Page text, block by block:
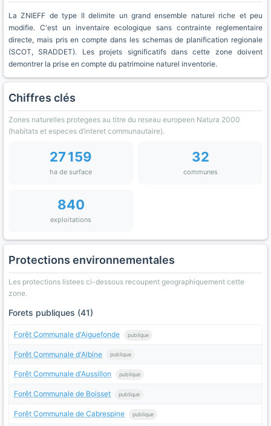
La ZNIEFF de type II delimite un grand ensemble naturel riche et peu
modifie. C'est un inventaire ecologique sans contrainte reglementaire
directe, mais pris en compte dans les schemas de planification regionale
(SCOT, SRADDET). Les projets significatifs dans cette zone doivent
demontrer la prise en compte du patrimoine naturel inventorie.
Chiffres clés
Zones naturelles protegees au titre du reseau europeen Natura 2000
(habitats et especes d’interet communautaire).
27 159
ha de surface
32
communes
840
exploitations
Protections environnementales
Les protections listees ci-dessous recoupent geographiquement cette
zone.
Forets publiques (41)
Forêt Communale d'Aiguefonde publique
Forêt Communale d'Albine publique
Forêt Communale d'Aussillon publique
Forêt Communale de Boisset publique
Forêt Communale de Cabrespine publique